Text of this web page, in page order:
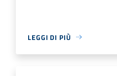
LEGGI DI PIÙ